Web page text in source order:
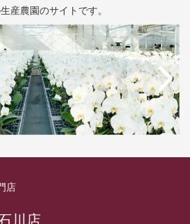
産農園のサイトです。
店
川店